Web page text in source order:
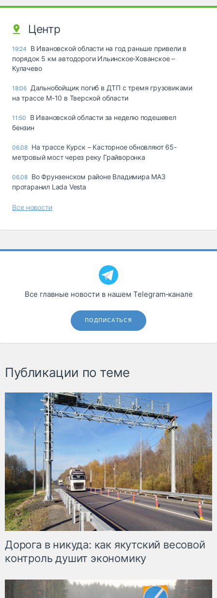
Центр
19:24
В Ивановской области на год раньше привели в
порядок 5 км автодороги Ильинское-Хованское –
Кулачево
18:06 Дальнобойщик погиб в ДТП с тремя грузовиками
на трассе М-10 в Тверской области
11:50
В Ивановской области за неделю подешевел
бензин
06.08 На трассе Курск – Касторное обновляют 65-
метровый мост через реку Грайворонка
06.08 Во Фрунзенском районе Владимира МАЗ
протаранил Lada Vesta
Все новости
Все главные новости в нашем Telegram‑канале
ПОДПИСАТЬСЯ
Публикации по теме
Дорога в никуда: как якутский весовой
контроль душит экономику